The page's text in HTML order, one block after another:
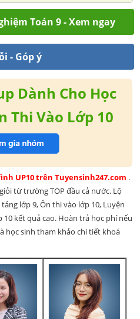
Toán 9 - Xem ngay
- Góp ý
Dành Cho Học
Thi Vào Lớp 10
UP10 trên Tuyensinh247.com .
từ trường TOP đầu cả nước. Lộ
lớp 9, Ôn thi vào lớp 10, Luyện
kết quả cao. Hoàn trả học phí nếu
học sinh tham khảo chi tiết khoá